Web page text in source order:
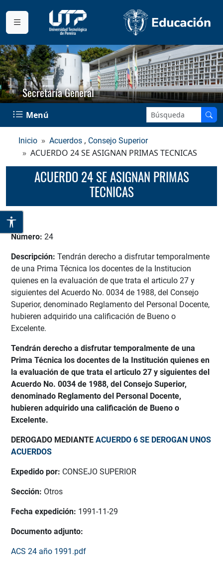
Secretaría General
Menú Buscar en el sitio:
Inicio Acuerdos , Consejo Superior
ACUERDO 24 SE ASIGNAN PRIMAS TECNICAS
ACUERDO 24 SE ASIGNAN PRIMAS
TECNICAS
Número: 24
Descripción: Tendrán derecho a disfrutar temporalmente
de una Prima Técnica los docentes de la Institucion
quienes en la evaluación de que trata el articulo 27 y
siguientes del Acuerdo No. 0034 de 1988, del Consejo
Superior, denominado Reglamento del Personal Docente,
hubieren adquirido una calificación de Bueno o
Excelente.
Tendrán derecho a disfrutar temporalmente de una
Prima Técnica los docentes de la Institución quienes en
la evaluación de que trata el articulo 27 y siguientes del
Acuerdo No. 0034 de 1988, del Consejo Superior,
denominado Reglamento del Personal Docente,
hubieren adquirido una calificación de Bueno o
Excelente.
DEROGADO MEDIANTE ACUERDO 6 SE DEROGAN UNOS
ACUERDOS
Expedido por: CONSEJO SUPERIOR
Sección: Otros
Fecha expedición: 1991-11-29
Documento adjunto:
ACS 24 año 1991.pdf